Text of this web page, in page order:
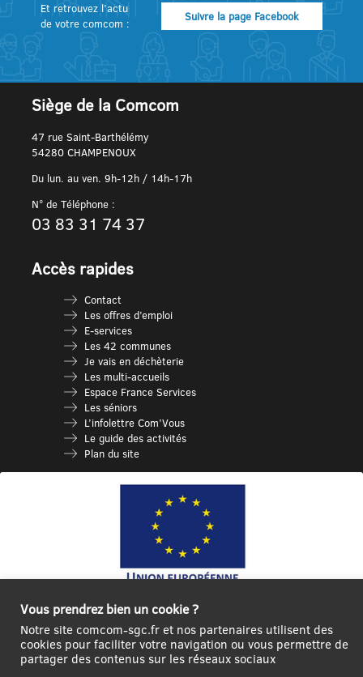
Et retrouvez l’actu
de votre comcom :
Suivre la page Facebook
Siège de la Comcom
47 rue Saint-Barthélémy
54280 CHAMPENOUX
Du lun. au ven. 9h-12h / 14h-17h
N° de Téléphone :
03 83 31 74 37
Accès rapides
Contact
Les offres d’emploi
E-services
Les 42 communes
Je vais en déchèterie
Les multi-accueils
Espace France Services
Les séniors
L’infolettre Com’Vous
Le guide des activités
Plan du site
Ce site internet a été cofinancé par l’Union européenne avec le Fonds
Européen de Développement Régional à hauteur de 12 572€
connecter|Se
Créer un
Contact
Plan
Vous prendrez bien un cookie ?
Notre site comcom-sgc.fr et nos partenaires utilisent des
cookies pour faciliter votre navigation ou vous permettre de
partager des contenus sur les réseaux sociaux